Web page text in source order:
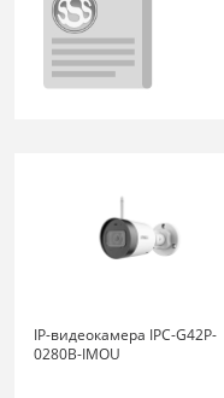
IP-видеокамера IPC-G42P-
0280B-IMOU